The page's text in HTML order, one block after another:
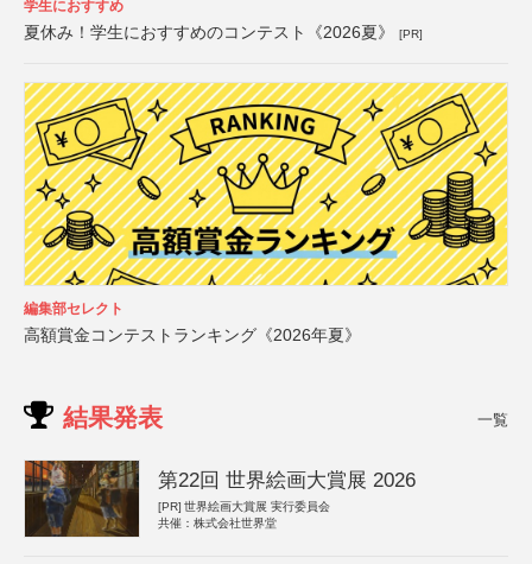
学生におすすめ
夏休み！学生におすすめのコンテスト《2026夏》 [PR]
編集部セレクト
高額賞金コンテストランキング《2026年夏》
結果発表 一覧
第22回 世界絵画大賞展 2026
[PR] 世界絵画大賞展 実行委員会
共催：株式会社世界堂